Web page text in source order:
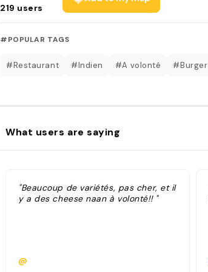
219 users
#POPULAR TAGS
#Restaurant #Indien #A volonté #Burger
What users are saying
"Beaucoup de variétés, pas cher, et il
y a des cheese naan à volonté!! "
@